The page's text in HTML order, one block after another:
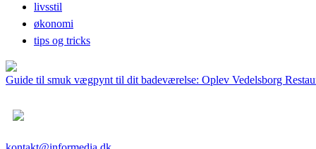
livsstil
økonomi
tips og tricks
Guide til smuk vægpynt til dit badeværelse: Oplev Vedelsborg